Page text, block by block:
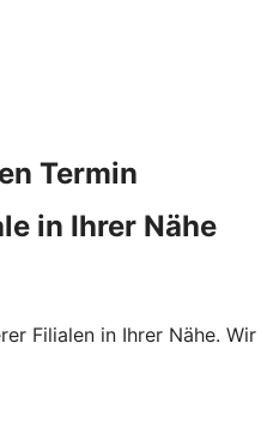
Termin
in Ihrer Nähe
Filialen in Ihrer Nähe. Wir